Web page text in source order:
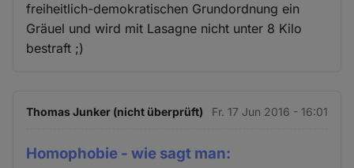
freiheitlich-demokratischen Grundordnung ein
Gräuel und wird mit Lasagne nicht unter 8 Kilo
bestraft ;)
Thomas Junker (nicht überprüft) Fr. 17 Jun 2016 - 16:01
Homophobie - wie sagt man: